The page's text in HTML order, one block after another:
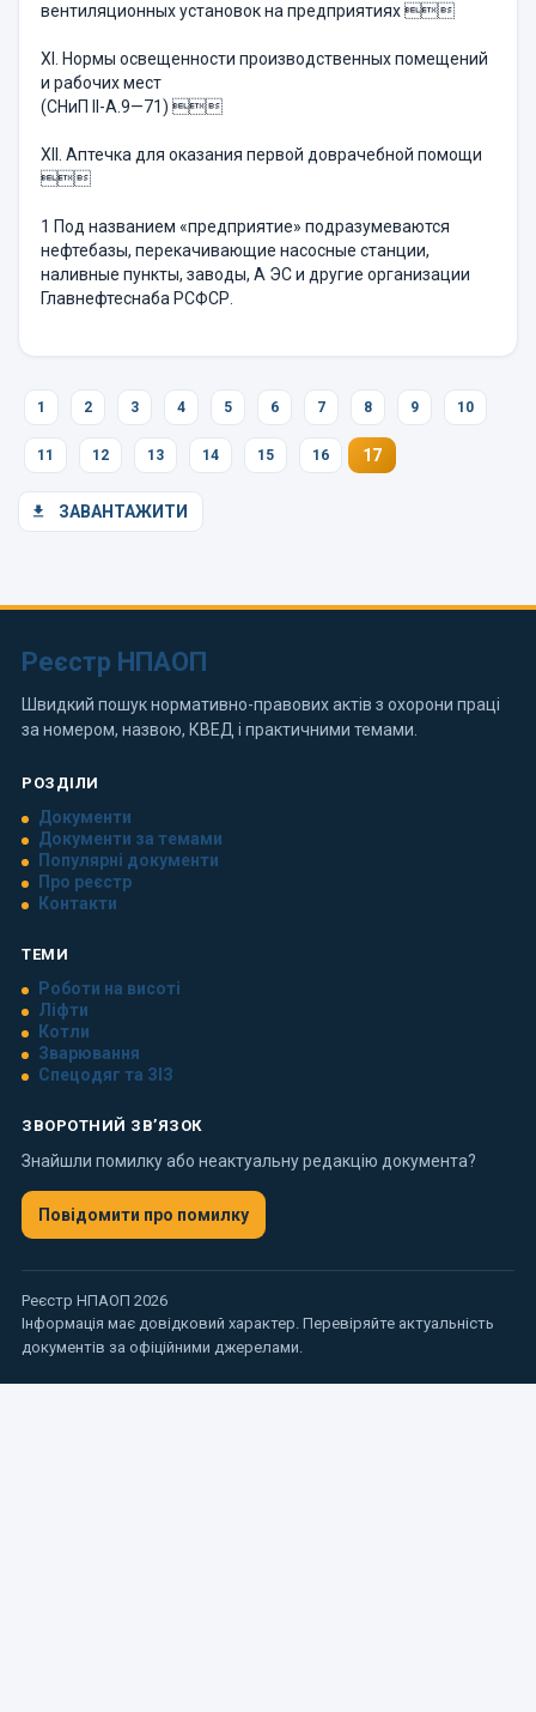
вентиляционных установок на предприятиях 
XI. Нормы освещенности производственных помещений
и рабочих мест
(СНиП II-А.9—71) 
XII. Аптечка для оказания первой доврачебной помощи

1 Под названием «предприятие» подразумеваются
нефтебазы, перекачивающие насосные станции,
наливные пункты, заводы, А ЭС и другие организации
Главнефтеснаба РСФСР.
1 2 3 4 5 6 7 8 9 10
11 12 13 14 15 16 17
ЗАВАНТАЖИТИ
Реєстр НПАОП
Швидкий пошук нормативно-правових актів з охорони праці
за номером, назвою, КВЕД і практичними темами.
РОЗДІЛИ
Документи
Документи за темами
Популярні документи
Про реєстр
Контакти
ТЕМИ
Роботи на висоті
Ліфти
Котли
Зварювання
Спецодяг та ЗІЗ
ЗВОРОТНИЙ ЗВ’ЯЗОК
Знайшли помилку або неактуальну редакцію документа?
Повідомити про помилку
Реєстр НПАОП 2026
Інформація має довідковий характер. Перевіряйте актуальність
документів за офіційними джерелами.